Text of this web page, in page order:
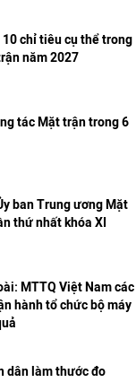
chỉ tiêu cụ thể trong
năm 2027
tác Mặt trận trong 6
ban Trung ương Mặt
thứ nhất khóa XI
MTTQ Việt Nam các
hành tổ chức bộ máy
dân làm thước đo